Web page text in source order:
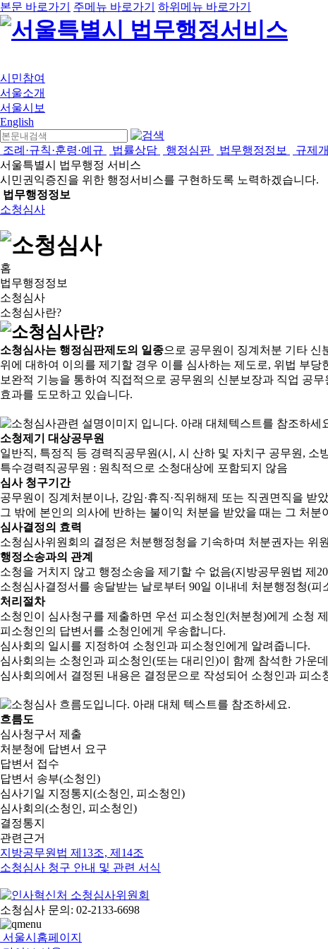
본문 바로가기 주메뉴 바로가기 하위메뉴 바로가기
시민참여
서울소개
서울시보
English
조례·규칙·훈령·예규 법률상담 행정심판 법무행정정보 규제
서울특별시 법무행정 서비스
시민권익증진을 위한 행정서비스를 구현하도록 노력하겠습니다.
법무행정정보
소청심사
홈
법무행정정보
소청심사
소청심사란?
소청심사는 행정심판제도의 일종으로 공무원이 징계처분 기타
위에 대하여 이의를 제기할 경우 이를 심사하는 제도로, 위법 부
보완적 기능을 통하여 직접적으로 공무원의 신분보장과 직업 공
효과를 도모하고 있습니다.
소청제기 대상공무원
일반직, 특정직 등 경력직공무원(시, 시 산하 및 자치구 공무원, 소
특수경력직공무원 : 원칙적으로 소청대상에 포함되지 않음
심사 청구기간
공무원이 징계처분이나, 강임·휴직·직위해제 또는 직권면직을 받
그 밖에 본인의 의사에 반하는 불이익 처분을 받았을 때는 그 처분
심사결정의 효력
소청심사위원회의 결정은 처분행정청을 기속하며 처분권자는 위
행정소송과의 관계
소청을 거치지 않고 행정소송을 제기할 수 없음(지방공무원법 제
소청심사결정서를 송달받는 날로부터 90일 이내네 처분행정청(
처리절차
소청인이 심사청구를 제출하면 우선 피소청인(처분청)에게 소청
피소청인의 답변서를 소청인에게 우송합니다.
심사회의 일시를 지정하여 소청인과 피소청인에게 알려줍니다.
심사회의는 소청인과 피소청인(또는 대리인)이 함께 참석한 가운
심사회의에서 결정된 내용은 결정문으로 작성되어 소청인과 피소
흐름도
심사청구서 제출
처분청에 답변서 요구
답변서 접수
답변서 송부(소청인)
심사기일 지정통지(소청인, 피소청인)
심사회의(소청인, 피소청인)
결정통지
관련근거
지방공무원법 제13조, 제14조
소청심사 청구 안내 및 관련 서식
소청심사 문의: 02-2133-6698
서울시홈페이지